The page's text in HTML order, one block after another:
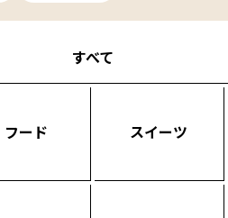
すべて
フード スイーツ